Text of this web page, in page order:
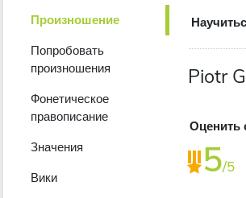
Произношение
Попробовать
произношения
Фонетическое
правописание
Значения
Вики
Piotr
Оценить
5/5